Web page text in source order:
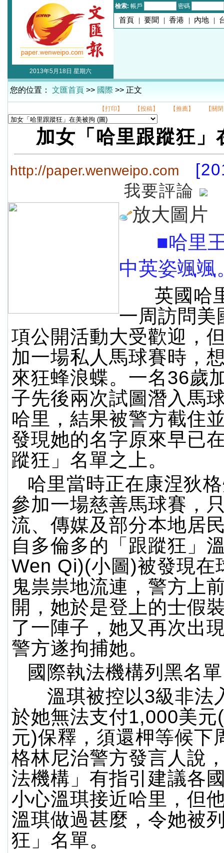
檢索: 帳戶 密碼
首頁 | 要聞 | 香港 | 內地 |
2013年5月18日 星期六
您的位置： 文匯首頁 >> 國際 >> 正文
【打印】 【投稿】 【推薦】 【關
加女「哈里跟蹤狂」
http://paper.wenweipo.com
我要評論
放大圖片
■哈里
中英姿颯颯
英國哈
一周訪問美
項公開活動大受歡迎，
加一場私人馬球賽時，
來狂蜂浪蝶。一名36歲
子先後兩次試圖潛入馬
哈里，結果被警方截住
發現她的名字原來早已
蹤狂」名單之上。
哈里當時正在康涅狄
參加一場慈善馬球賽，
流、傳媒及部分本地居
自多倫多的「跟蹤狂」
Wen Qi)(小圖)被發現在
鬼祟祟地流連，警方上
開，她於是登上的士假
了一陣子，她又再次出
警方遂拘捕她。
國際執法機構列黑名單
溫琪被控以3級非法
於她無法支付1,000美
元)保釋，須還柙等候下
格林尼治警方發言人說
法機構」有指引建議各
小心溫琪接近哈里，但
溫琪做過甚麼，令她被
狂」名單。